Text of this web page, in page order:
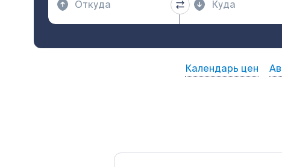
Календарь цен